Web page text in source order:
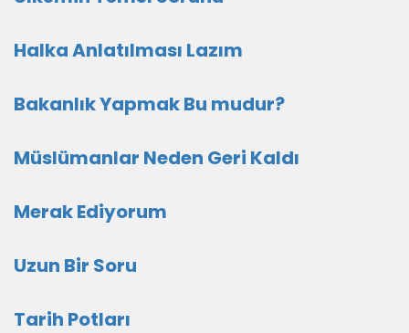
Halka Anlatılması Lazım
Bakanlık Yapmak Bu mudur?
Müslümanlar Neden Geri Kaldı
Merak Ediyorum
Uzun Bir Soru
Tarih Potları